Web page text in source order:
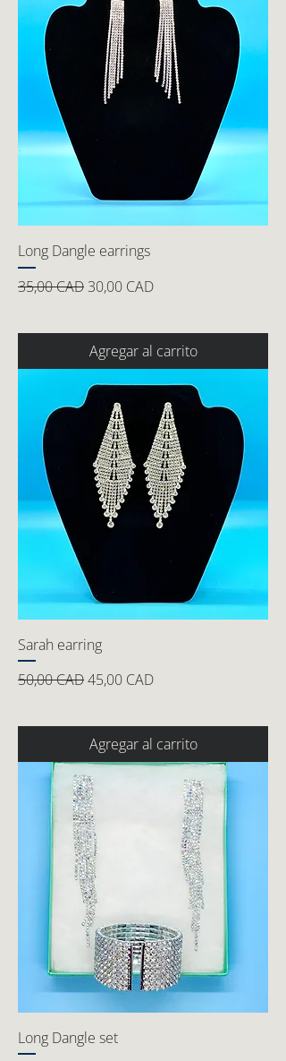
Long Dangle earrings
Precio
35,00 CAD Precio de oferta
30,00 CAD
Agregar al carrito
Sarah earring
Precio
50,00 CADPrecio de oferta
45,00 CAD
Agregar al carrito
Long Dangle set